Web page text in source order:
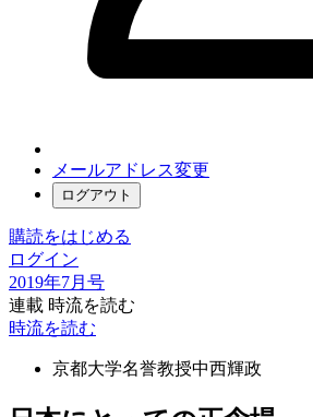
メールアドレス変更
ログアウト
購読をはじめる
ログイン
2019年7月号
連載 時流を読む
時流を読む
京都大学名誉教授中西輝政